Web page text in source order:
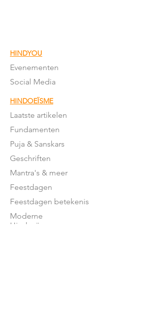
HINDYOU
Evenementen
Social Media
HINDOEÏSME
Laatste artikelen
Fundamenten
Puja & Sanskars
Geschriften
Mantra's & meer
Feestdagen
Feestdagen betekenis
Moderne
Hindoeïsme